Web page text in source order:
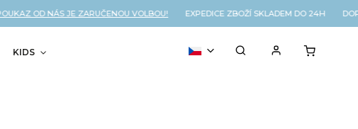
OD NÁS JE ZARUČENOU VOLBOU! EXPEDICE ZBOŽÍ SKLADEM DO 24H
KIDS